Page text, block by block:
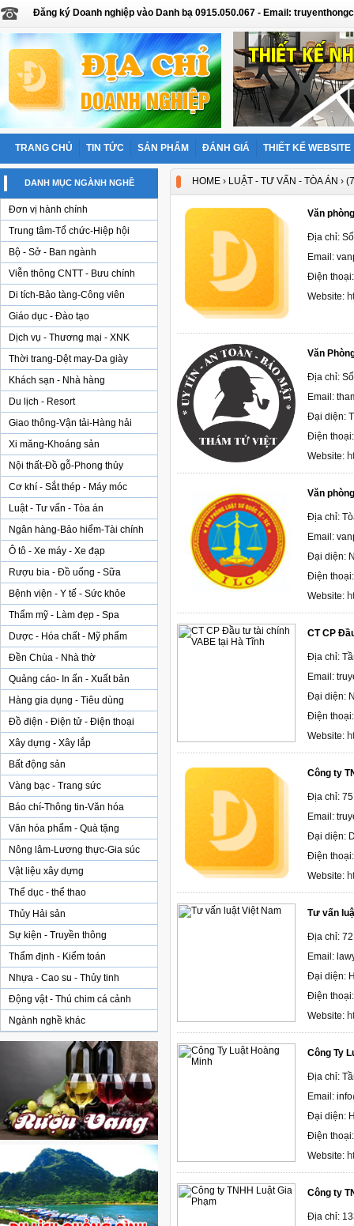
Đăng ký Doanh nghiệp vào Danh bạ 0915.050.067 - Email:
TRANG CHỦ TIN TỨC SẢN PHẨM ĐÁNH GIÁ THIẾT KẾ WEBSITE
DANH MỤC NGÀNH NGHỀ
Đơn vị hành chính
Trung tâm-Tổ chức-Hiệp hội
Bộ - Sở - Ban ngành
Viễn thông CNTT - Bưu chính
Di tích-Bảo tàng-Công viên
Giáo dục - Đào tạo
Dịch vụ - Thương mại - XNK
Thời trang-Dệt may-Da giày
Khách sạn - Nhà hàng
Du lịch - Resort
Giao thông-Vận tải-Hàng hải
Xi măng-Khoáng sản
Nội thất-Đồ gỗ-Phong thủy
Cơ khí - Sắt thép - Máy móc
Luật - Tư vấn - Tòa án
Ngân hàng-Bảo hiểm-Tài chính
Ô tô - Xe máy - Xe đạp
Rượu bia - Đồ uống - Sữa
Bệnh viện - Y tế - Sức khỏe
Thẩm mỹ - Làm đẹp - Spa
Dược - Hóa chất - Mỹ phẩm
Đền Chùa - Nhà thờ
Quảng cáo- In ấn - Xuất bản
Hàng gia dụng - Tiêu dùng
Đồ điện - Điện tử - Điện thoại
Xây dựng - Xây lắp
Bất động sản
Vàng bạc - Trang sức
Báo chí-Thông tin-Văn hóa
Văn hóa phẩm - Quà tặng
Nông lâm-Lương thực-Gia súc
Vật liệu xây dựng
Thể dục - thể thao
Thủy Hải sản
Sự kiện - Truyền thông
Thẩm định - Kiểm toán
Nhựa - Cao su - Thủy tinh
Động vật - Thú chim cá cảnh
Ngành nghề khác
HOME› LUẬT - TƯ VẤN - TÒA ÁN ›
Văn
Địa chỉ:
Email:
Điện
Website:
Văn
Địa chỉ:
Email:
Đại diện:
Điện
Website:
Văn
Địa chỉ:
Email:
Đại diện:
Điện
Website:
CT CP
Địa chỉ:
Email:
Đại diện:
Điện
Website:
Công ty
Địa chỉ:
Email:
Đại diện:
Điện
Website:
Tư vấn
Địa chỉ:
Email:
Đại diện:
Điện
Website:
Công Ty
Địa chỉ:
Email:
Đại diện:
Điện
Website:
Công ty
Địa chỉ: